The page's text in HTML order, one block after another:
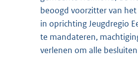
beoogd voorzitter van
in oprichting Jeugdregio
te mandateren,
verlenen om alle